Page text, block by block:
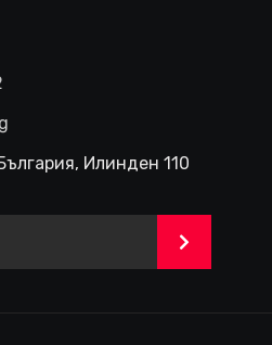
Илинден 110
>